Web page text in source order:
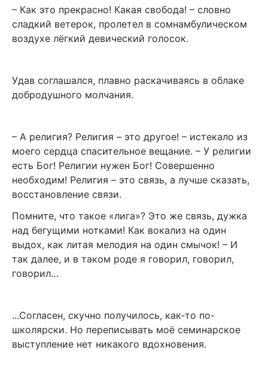
– Как это прекрасно! Какая свобода! – словно
сладкий ветерок, пролетел в сомнамбулическом
воздухе лёгкий девический голосок.
Удав соглашался, плавно раскачиваясь в облаке
добродушного молчания.
– А религия? Религия – это другое! – истекало из
моего сердца спасительное вещание. – У религии
есть Бог! Религии нужен Бог! Совершенно
необходим! Религия – это связь, а лучше сказать,
восстановление связи.
Помните, что такое «лига»? Это же связь, дужка
над бегущими нотками! Как вокализ на один
выдох, как литая мелодия на один смычок! – И
так далее, и в таком роде я говорил, говорил,
говорил…
...Согласен, скучно получилось, как-то по-
школярски. Но переписывать моё семинарское
выступление нет никакого вдохновения.